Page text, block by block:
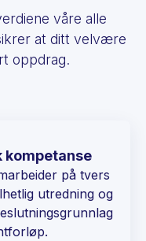
våre alle
at ditt velvære
oppdrag.
på tvers
utredning og